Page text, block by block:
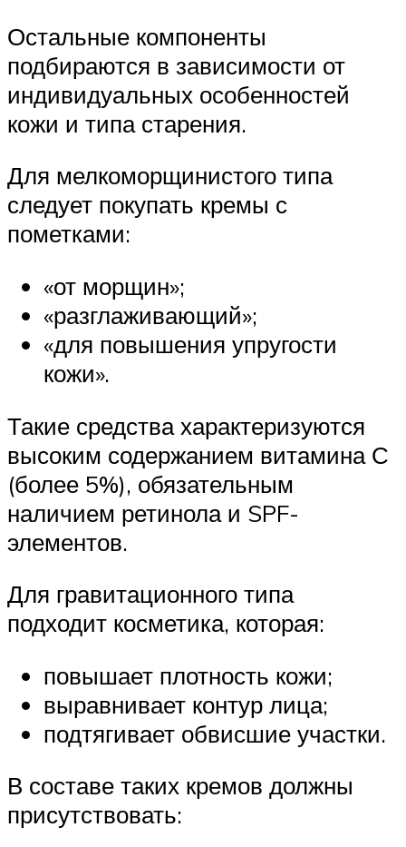
Остальные компоненты
подбираются в зависимости от
индивидуальных особенностей
кожи и типа старения.
Для мелкоморщинистого типа
следует покупать кремы с
пометками:
«от морщин»;
«разглаживающий»;
«для повышения упругости
кожи».
Такие средства характеризуются
высоким содержанием витамина С
(более 5%), обязательным
наличием ретинола и SPF-
элементов.
Для гравитационного типа
подходит косметика, которая:
повышает плотность кожи;
выравнивает контур лица;
подтягивает обвисшие участки.
В составе таких кремов должны
присутствовать: